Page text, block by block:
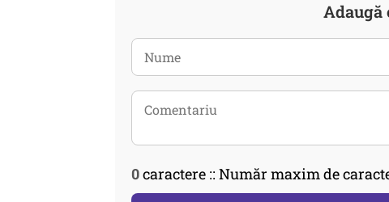
Adaugă
0caractere :: Număr maxim de